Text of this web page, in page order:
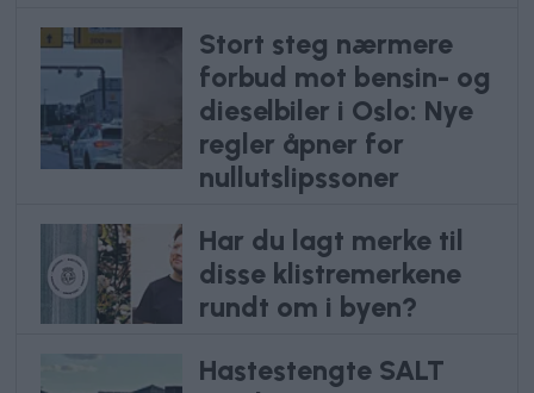
Stort steg nærmere
forbud mot bensin- og
dieselbiler i Oslo: Nye
regler åpner for
nullutslipssoner
Har du lagt merke til
disse klistremerkene
rundt om i byen?
Hastestengte SALT